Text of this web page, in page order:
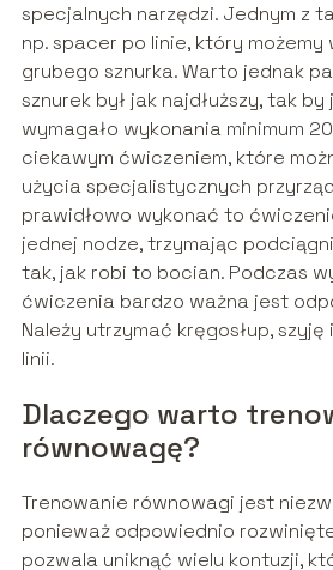
specjalnych narzędzi. Jednym z
np. spacer po linie, który
grubego sznurka. Warto jednak
sznurek był jak najdłuższy, tak
wymagało wykonania minimum
ciekawym ćwiczeniem, które
użycia specjalistycznych
prawidłowo wykonać to
jednej nodze, trzymając
tak, jak robi to bocian. Podczas
ćwiczenia bardzo ważna jest
Należy utrzymać kręgosłup, szyję
linii.
Dlaczego warto
równowagę?
Trenowanie równowagi jest
ponieważ odpowiednio
pozwala uniknąć wielu kontuzji,